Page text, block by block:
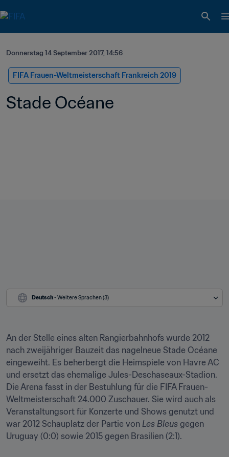
Donnerstag 14 September 2017, 14:56
FIFA Frauen-Weltmeisterschaft Frankreich 2019
Stade Océane
Deutsch - Weitere Sprachen (3)
An der Stelle eines alten Rangierbahnhofs wurde 2012
nach zweijähriger Bauzeit das nagelneue Stade Océane
eingeweiht. Es beherbergt die Heimspiele von Havre AC
und ersetzt das ehemalige Jules-Deschaseaux-Stadion.
Die Arena fasst in der Bestuhlung für die FIFA Frauen-
Weltmeisterschaft 24.000 Zuschauer. Sie wird auch als
Veranstaltungsort für Konzerte und Shows genutzt und
war 2012 Schauplatz der Partie von Les Bleus gegen
Uruguay (0:0) sowie 2015 gegen Brasilien (2:1).